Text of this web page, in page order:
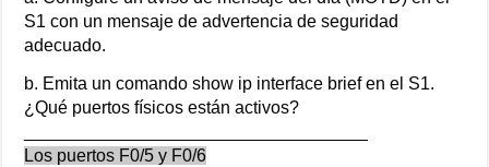
S1 con un mensaje de advertencia de seguridad
adecuado.
b. Emita un comando show ip interface brief en el S1.
¿Qué puertos físicos están activos?
Los puertos F0/5 y F0/6